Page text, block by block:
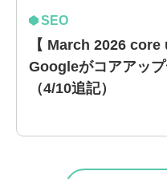
SEO
【 March 2026
Googleがコアアッ
（4/10追記）